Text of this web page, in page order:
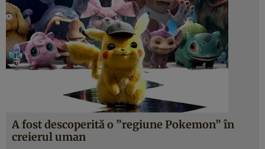
A fost descoperită o ”regiune Pokemon” în
creierul uman